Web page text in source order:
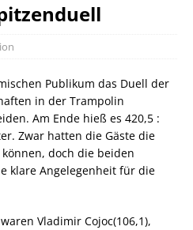
Publikum das Duell der
in der Trampolin
Am Ende hieß es 420,5 :
Zwar hatten die Gäste die
doch die beiden
klare Angelegenheit für die
Vladimir Cojoc(106,1),